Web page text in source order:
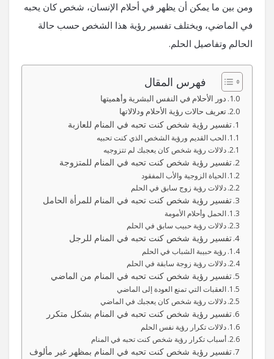
ومن بين ما يمكن أن يظهر في أحلام الإنسان، شخص كان يحبه
في الماضي، ويختلف تفسير رؤية هذا الشخص حسب حالة
الحالم وتفاصيل الحلم.
فهرس المقال
دور الأحلام في النفس البشرية وأهميتها
تعريف حالات رؤية الأحلام ودلالاتها
تفسير رؤية شخص كنت تحبه في المنام للعازبة
الحب القديم ورؤية الشخص الذي كنت تحبيه
دلالات رؤية شخص كان يعجبك لم تتزوجيه
تفسير رؤية شخص كنت تحبه في المنام للمتزوجة
الحياة الزوجية والأب المفقود
دلالات رؤية زوج سابق في الحلم
تفسير رؤية شخص كنت تحبه في المنام للمرأة الحامل
الحمل وأحلام الأمومة
دلالات رؤية حبيب سابق في الحلم
تفسير رؤية شخص كنت تحبه في المنام للرجل
رؤية حبيبة الشباب في الحلم
دلالات رؤية زوجة سابقة في الحلم
تفسير رؤية شخص كنت تحبه في المنام من الماضي
العقبات التي تمنع العودة إلى الماضي
دلالات رؤية شخص كان يعجبك في الماضي
تفسير رؤية شخص كنت تحبه في المنام بشكل متكرر
دلالات تكرار رؤية نفس الحلم
أسباب تكرار رؤية شخص كنت تحبه في المنام
تفسير رؤية شخص كنت تحبه في المنام بمظهر غير مألوف